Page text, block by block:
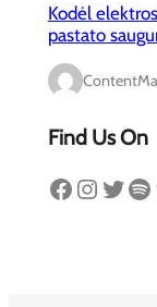
Kodėl
pastato
Find Us On
Facebook Instagram Twitter Spotify